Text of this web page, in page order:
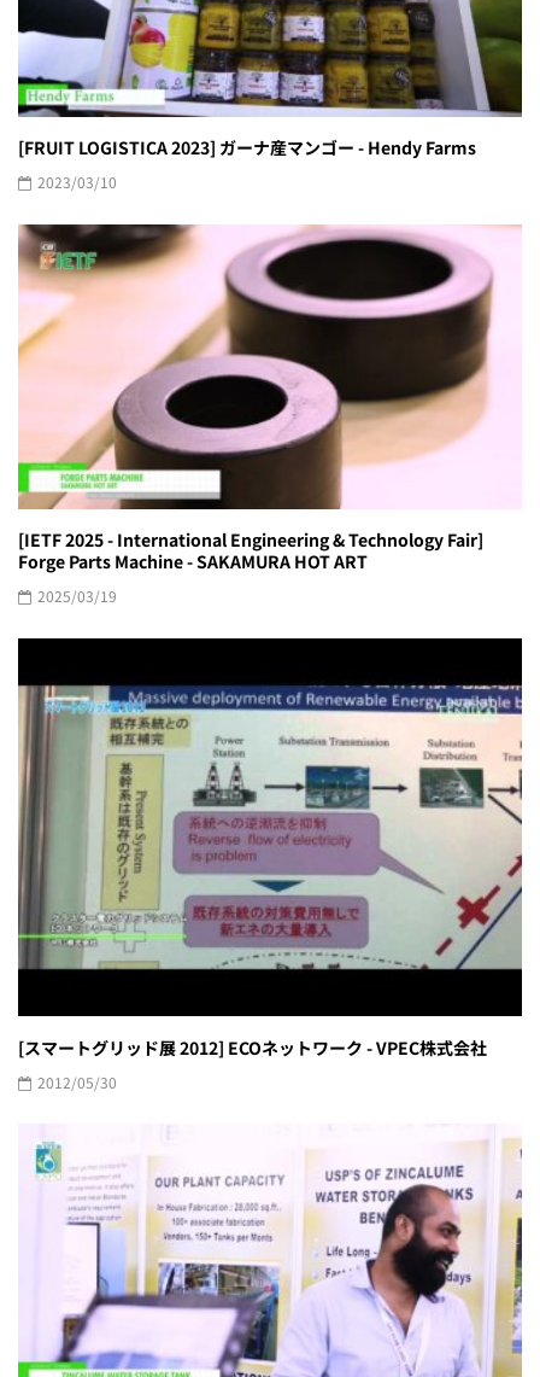
[FRUIT LOGISTICA 2023] ガーナ産マンゴー - Hendy Farms
2023/03/10
[IETF 2025 - International Engineering & Technology Fair]
Forge Parts Machine - SAKAMURA HOT ART
2025/03/19
[スマートグリッド展 2012] ECOネットワーク - VPEC株式会社
2012/05/30